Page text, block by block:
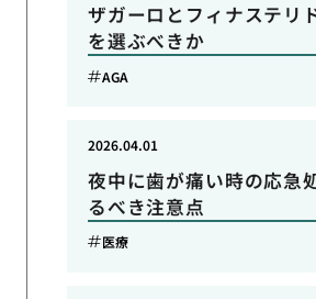
ザガーロとフィナステリ
を選ぶべきか
AGA
夜中に歯が痛い時の応急
るべき注意点
2026.04.01
医療